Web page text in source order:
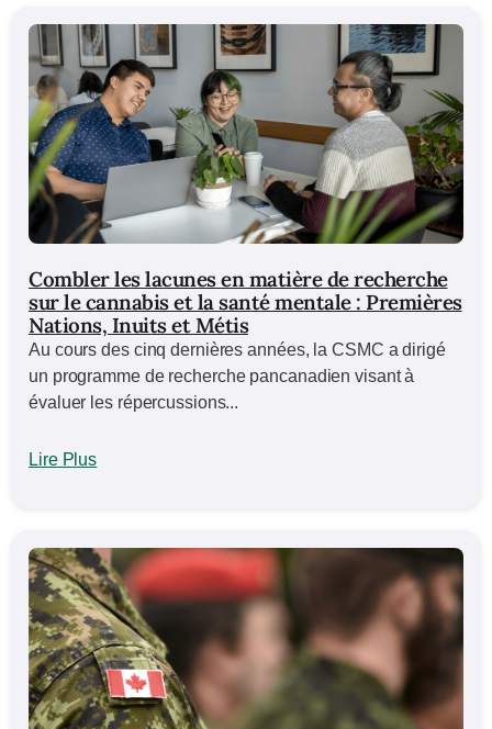
Combler les lacunes en matière de recherche
sur le cannabis et la santé mentale : Premières
Nations, Inuits et Métis
Au cours des cinq dernières années, la CSMC a dirigé
un programme de recherche pancanadien visant à
évaluer les répercussions...
Lire Plus